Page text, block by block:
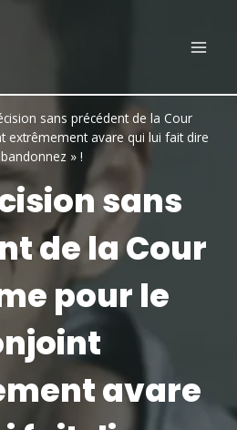
sans précédent de la Cour
extrêmement avare qui lui fait dire
» !
sans
de la Cour
pour le
avare